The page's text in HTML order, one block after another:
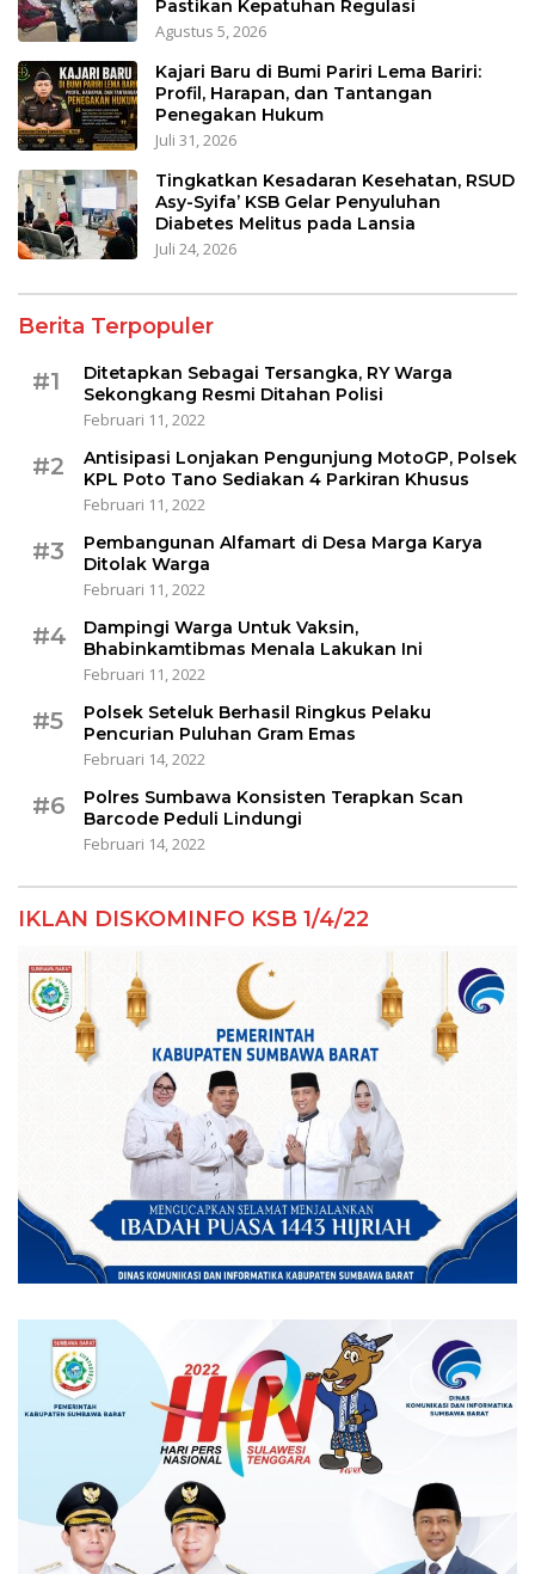
Pastikan Kepatuhan Regulasi
Agustus 5, 2026
Kajari Baru di Bumi Pariri Lema Bariri:
Profil, Harapan, dan Tantangan
Penegakan Hukum
Juli 31, 2026
Tingkatkan Kesadaran Kesehatan, RSUD
Asy-Syifa’ KSB Gelar Penyuluhan
Diabetes Melitus pada Lansia
Juli 24, 2026
Berita Terpopuler
#1
Ditetapkan Sebagai Tersangka, RY Warga
Sekongkang Resmi Ditahan Polisi
Februari 11, 2022
#2
Antisipasi Lonjakan Pengunjung MotoGP, Polsek
KPL Poto Tano Sediakan 4 Parkiran Khusus
Februari 11, 2022
#3
Pembangunan Alfamart di Desa Marga Karya
Ditolak Warga
Februari 11, 2022
#4
Dampingi Warga Untuk Vaksin,
Bhabinkamtibmas Menala Lakukan Ini
Februari 11, 2022
#5
Polsek Seteluk Berhasil Ringkus Pelaku
Pencurian Puluhan Gram Emas
Februari 14, 2022
#6
Polres Sumbawa Konsisten Terapkan Scan
Barcode Peduli Lindungi
Februari 14, 2022
IKLAN DISKOMINFO KSB 1/4/22